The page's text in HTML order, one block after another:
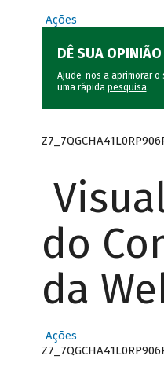
Ações
DÊ SUA OPINIÃO
Ajude-nos a aprimorar o
uma rápida pesquisa.
do
da
Ações